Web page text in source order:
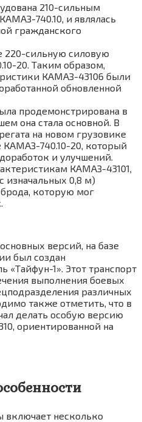
210-сильным
740.10, и являлась
гражданского
220-сильную силовую
20. Таким образом,
КАМАЗ-43106 были
обновленной
продемонстрирована в
она стала основной. В
на новом грузовике
КАМАЗ-740.10-20, который
и улучшений.
КАМАЗ-43101,
изначальных 0,8 м)
которую мог
версий, на базе
был создан
«Тайфун-1». Этот транспорт
выполнения боевых
различных
также отметить, что в
делать особую версию
ориентированной на
несколько